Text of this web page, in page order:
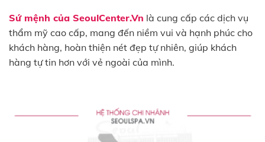
Sứ mệnh của SeoulCenter.Vn là cung cấp các dịch vụ
thẩm mỹ cao cấp, mang đến niềm vui và hạnh phúc cho
khách hàng, hoàn thiện nét đẹp tự nhiên, giúp khách
hàng tự tin hơn với vẻ ngoài của mình.